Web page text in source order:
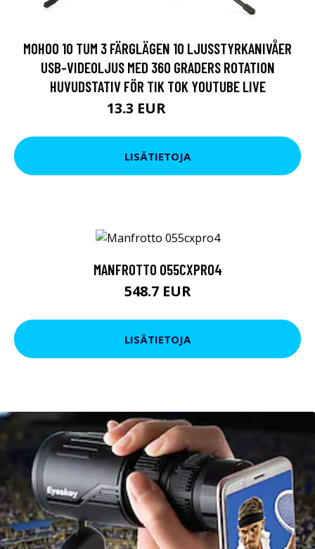
MOHOO 10 TUM 3 FÄRGLÄGEN 10 LJUSSTYRKANIVÅER
USB-VIDEOLJUS MED 360 GRADERS ROTATION
HUVUDSTATIV FÖR TIK TOK YOUTUBE LIVE
13.3 EUR
LISÄTIETOJA
MANFROTTO 055CXPRO4
548.7 EUR
LISÄTIETOJA